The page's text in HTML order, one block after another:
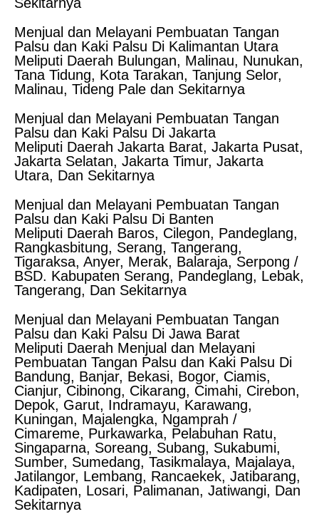
Sekitarnya
Menjual dan Melayani Pembuatan Tangan
Palsu dan Kaki Palsu Di Kalimantan Utara
Meliputi Daerah Bulungan, Malinau, Nunukan,
Tana Tidung, Kota Tarakan, Tanjung Selor,
Malinau, Tideng Pale dan Sekitarnya
Menjual dan Melayani Pembuatan Tangan
Palsu dan Kaki Palsu Di Jakarta
Meliputi Daerah Jakarta Barat, Jakarta Pusat,
Jakarta Selatan, Jakarta Timur, Jakarta
Utara, Dan Sekitarnya
Menjual dan Melayani Pembuatan Tangan
Palsu dan Kaki Palsu Di Banten
Meliputi Daerah Baros, Cilegon, Pandeglang,
Rangkasbitung, Serang, Tangerang,
Tigaraksa, Anyer, Merak, Balaraja, Serpong /
BSD. Kabupaten Serang, Pandeglang, Lebak,
Tangerang, Dan Sekitarnya
Menjual dan Melayani Pembuatan Tangan
Palsu dan Kaki Palsu Di Jawa Barat
Meliputi Daerah Menjual dan Melayani
Pembuatan Tangan Palsu dan Kaki Palsu Di
Bandung, Banjar, Bekasi, Bogor, Ciamis,
Cianjur, Cibinong, Cikarang, Cimahi, Cirebon,
Depok, Garut, Indramayu, Karawang,
Kuningan, Majalengka, Ngamprah /
Cimareme, Purkawarka, Pelabuhan Ratu,
Singaparna, Soreang, Subang, Sukabumi,
Sumber, Sumedang, Tasikmalaya, Majalaya,
Jatilangor, Lembang, Rancaekek, Jatibarang,
Kadipaten, Losari, Palimanan, Jatiwangi, Dan
Sekitarnya